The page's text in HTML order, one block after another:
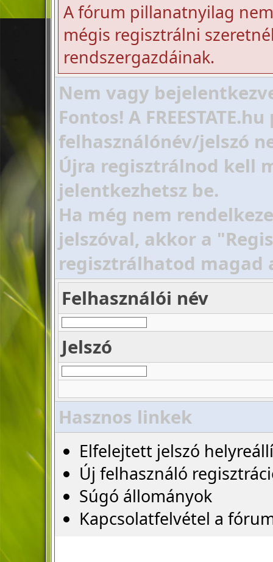
A fórum pillanatnyilag
mégis regisztrálni
rendszergazdáinak.
Nem vagy
Fontos! A
felhasználónév/jelszó
Újra regisztrálnod kell
jelentkezhetsz be.
Ha még nem
jelszóval, akkor a
regisztrálhatod magad
Felhasználói név
Jelszó
Hasznos linkek
Elfelejtett jelszó
Új felhasználó
Súgó állományok
Kapcsolatfelvétel a